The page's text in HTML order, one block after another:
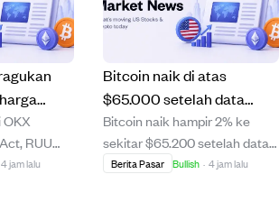
RUU
akan
4 jam lalu
Bitcoin naik di atas
$65.000 setelah data
pekerjaan AS lemah
turunkan peluang
kenaikan suku bunga Fed
Bitcoin naik hampir 2% ke
sekitar $65.200 setelah data
pekerjaan AS Juli
Berita Pasar Bullish · 4 jam lalu